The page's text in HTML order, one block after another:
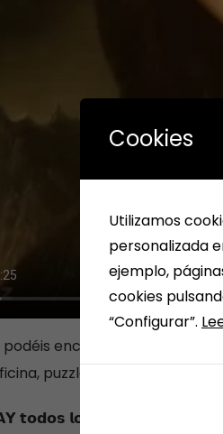
podéis encontrar más de
puzzles, juegos, material
𝗹𝗼𝘀 𝗹𝗶𝗯𝗿𝗼𝘀 𝘁𝗶𝗲𝗻𝗲𝗻 𝘂𝗻
Cookies
Utilizamos
personalizada
ejemplo,
cookies
“Configurar”.